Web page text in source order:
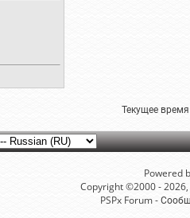
Текущее
Powered
Copyright ©2000 -
PSPx Forum -